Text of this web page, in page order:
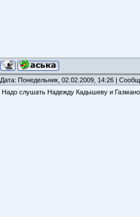
Дата: Понедельник, 02.02.2009, 14:26 |
Надо слушать Надежду Кадышеву и